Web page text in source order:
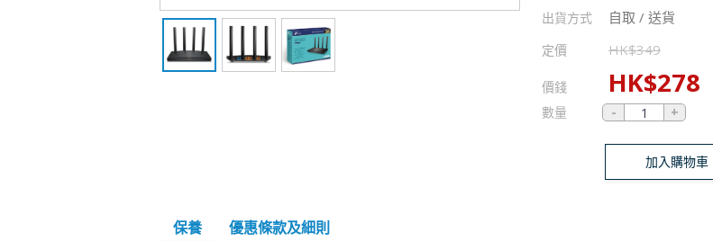
出貨方式 自取 / 送貨
定價 HK$349
價錢 HK$278
數量
加入購物車
保養 優惠條款及細則